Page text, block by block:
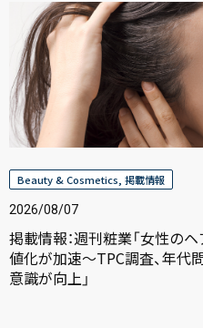
Beauty & Cosmetics 掲載情報
2026/08/07
掲載情報：週刊粧業「女性の
値化が加速～TPC調査、年代
意識が向上」